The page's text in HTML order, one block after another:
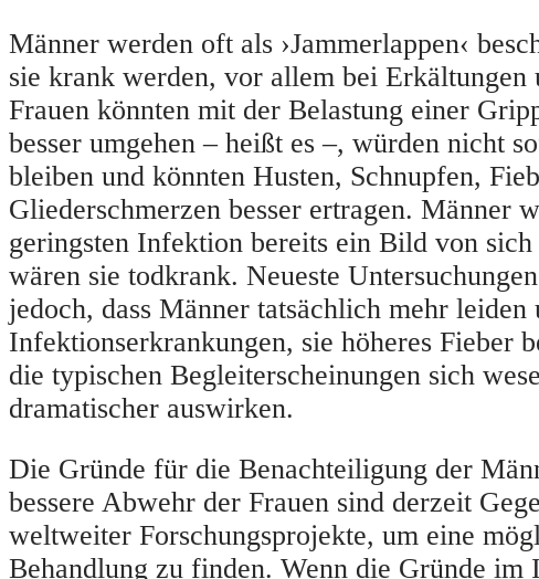
Männer werden oft als ›Jammerlappen‹
sie krank werden, vor allem bei Erkältungen
Frauen könnten mit der Belastung einer
besser umgehen – heißt es –, würden nicht
bleiben und könnten Husten, Schnupfen,
Gliederschmerzen besser ertragen. Männer
geringsten Infektion bereits ein Bild von sich
wären sie todkrank. Neueste
jedoch, dass Männer tatsächlich mehr leiden
Infektionserkrankungen, sie höheres Fieber
die typischen Begleiterscheinungen sich
dramatischer auswirken.
Die Gründe für die Benachteiligung der
bessere Abwehr der Frauen sind derzeit
weltweiter Forschungsprojekte, um eine
Behandlung zu finden. Wenn die Gründe im